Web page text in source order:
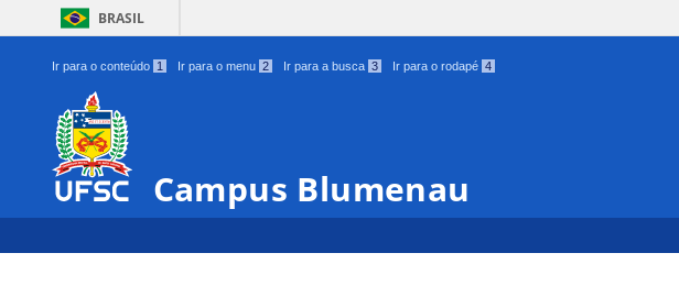
BRASIL
Ir para o conteúdo 1 Ir para o menu 2 Ir para a busca 3 Ir para o rodapé 4
Campus Blumenau